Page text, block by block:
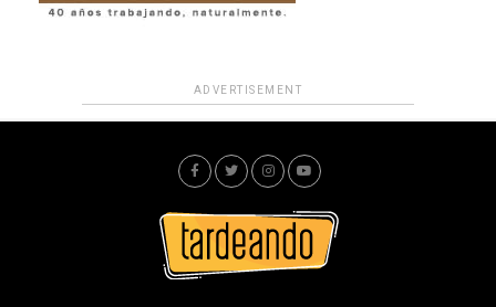
ADVERTISEMENT